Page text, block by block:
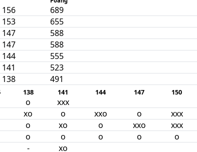
156
689
153
655
147
588
147
588
144
555
141
523
138 491
138 141 144 147 150
o xxx
xo o xxo o xxx
o xo o xxo xxx
o o o o o
- xo